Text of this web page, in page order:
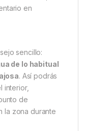
y
en un
más de una
para
y fondo.
marinos,